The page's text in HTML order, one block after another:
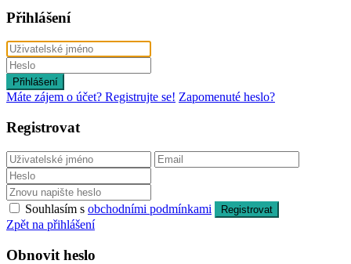
Přihlášení
Přihlášení
Máte zájem o účet? Registrujte se! Zapomenuté heslo?
Registrovat
Souhlasím s obchodními podmínkami Registrovat
Zpět na přihlášení
Obnovit heslo